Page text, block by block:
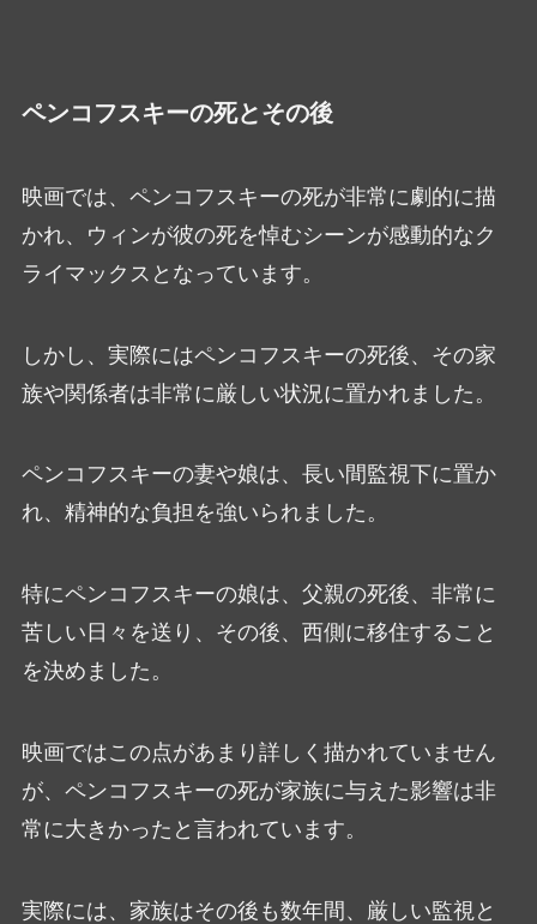
ペンコフスキーの死とその後
映画では、ペンコフスキーの死が非常に劇的に描
かれ、ウィンが彼の死を悼むシーンが感動的なク
ライマックスとなっています。
しかし、実際にはペンコフスキーの死後、その家
族や関係者は非常に厳しい状況に置かれました。
ペンコフスキーの妻や娘は、長い間監視下に置か
れ、精神的な負担を強いられました。
特にペンコフスキーの娘は、父親の死後、非常に
苦しい日々を送り、その後、西側に移住すること
を決めました。
映画ではこの点があまり詳しく描かれていません
が、ペンコフスキーの死が家族に与えた影響は非
常に大きかったと言われています。
実際には、家族はその後も数年間、厳しい監視と